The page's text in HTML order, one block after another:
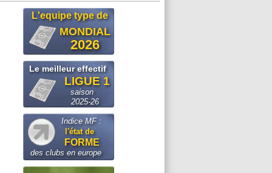
L'equipe type de
MONDIAL
2026
Le meilleur effectif
LIGUE 1
saison
2025-26
Indice MF :
l'état de
FORME
des clubs en europe